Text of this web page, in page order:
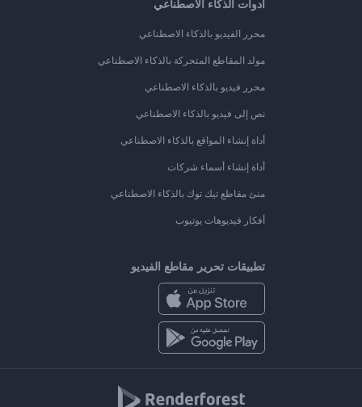
أدوات الذكاء الاصطناعي
محرر الفيديو بالذكاء الاصطناعي
مولد المقاطع المتحركة بالذكاء الاصطناعي
محرر فيديو بالذكاء الاصطناعي
نص إلى فيديو بالذكاء الاصطناعي
أداة إنشاء المواقع بالذكاء الاصطناعي
أداة إنشاء أسماء شركات
منئ مقاطع تيك توك بالذكاء الاصطناعي
أفكار فيديوهات يوتيوب
تطبيقات تحرير مقاطع الفيديو